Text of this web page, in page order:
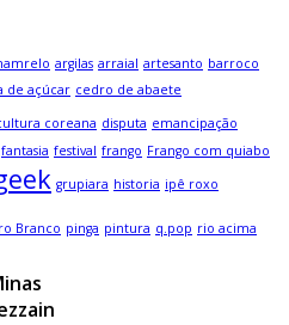
argilas arraial artesanto barroco
de açúcar cedro de abaete
coreana disputa emancipação
fantasia festival frango Frango com quiabo
grupiara historia ipê roxo
Branco pinga pintura q.pop rio acima